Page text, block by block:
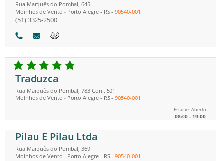
Rua Marquês do Pombal, 645
Moinhos de Vento - Porto Alegre - RS - 90540-001
(51) 3325-2500
Traduzca
Rua Marquês do Pombal, 783 Conj. 501
Moinhos de Vento - Porto Alegre - RS - 90540-001
Estamos Aberto
08:00 - 19:00
Pilau E Pilau Ltda
Rua Marquês do Pombal, 369
Moinhos de Vento - Porto Alegre - RS - 90540-001